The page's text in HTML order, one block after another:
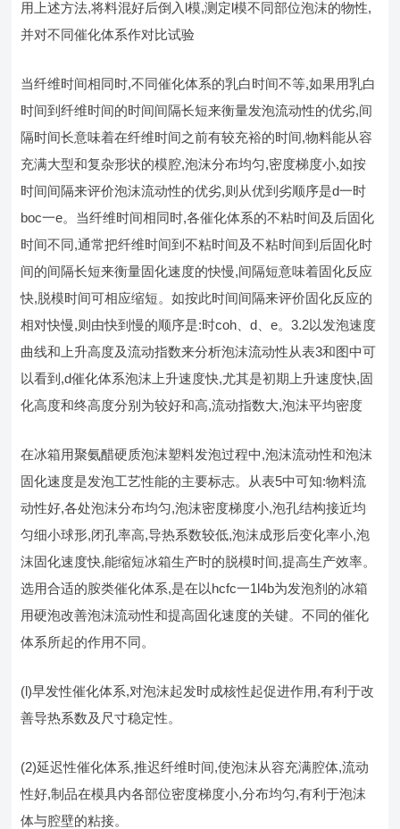
用上述方法,将料混好后倒入l模,测定l模不同部位泡沫的物性,
并对不同催化体系作对比试验
当纤维时间相同时,不同催化体系的乳白时间不等,如果用乳白
时间到纤维时间的时间间隔长短来衡量发泡流动性的优劣,间
隔时间长意味着在纤维时间之前有较充裕的时间,物料能从容
充满大型和复杂形状的模腔,泡沫分布均匀,密度梯度小,如按
时间间隔来评价泡沫流动性的优劣,则从优到劣顺序是d一时
boc一e。当纤维时间相同时,各催化体系的不粘时间及后固化
时间不同,通常把纤维时间到不粘时间及不粘时间到后固化时
间的间隔长短来衡量固化速度的快慢,间隔短意味着固化反应
快,脱模时间可相应缩短。如按此时间间隔来评价固化反应的
相对快慢,则由快到慢的顺序是:时coh、d、e。3.2以发泡速度
曲线和上升高度及流动指数来分析泡沫流动性从表3和图中可
以看到,d催化体系泡沫上升速度快,尤其是初期上升速度快,固
化高度和终高度分别为较好和高,流动指数大,泡沫平均密度
在冰箱用聚氨醋硬质泡沫塑料发泡过程中,泡沫流动性和泡沫
固化速度是发泡工艺性能的主要标志。从表5中可知:物料流
动性好,各处泡沫分布均匀,泡沫密度梯度小,泡孔结构接近均
匀细小球形,闭孔率高,导热系数较低,泡沫成形后变化率小,泡
沫固化速度快,能缩短冰箱生产时的脱模时间,提高生产效率。
选用合适的胺类催化体系,是在以hcfc一1l4b为发泡剂的冰箱
用硬泡改善泡沫流动性和提高固化速度的关键。不同的催化
体系所起的作用不同。
(l)早发性催化体系,对泡沫起发时成核性起促进作用,有利于改
善导热系数及尺寸稳定性。
(2)延迟性催化体系,推迟纤维时间,使泡沫从容充满腔体,流动
性好,制品在模具内各部位密度梯度小,分布均匀,有利于泡沫
体与腔壁的粘接。